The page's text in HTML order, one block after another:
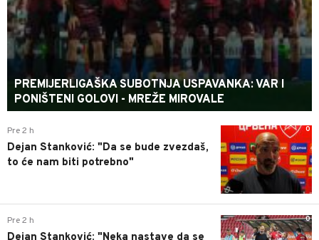
PREMIJERLIGAŠKA SUBOTNJA USPAVANKA: VAR I
PONIŠTENI GOLOVI - MREŽE MIROVALE
0
Pre 2 h
Dejan Stanković: "Da se bude zvezdaš,
to će nam biti potrebno"
0
Pre 2 h